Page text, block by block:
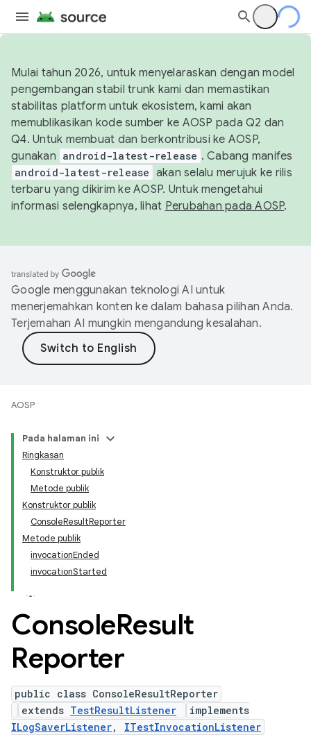
Mulai tahun 2026, untuk menyelaraskan dengan model
pengembangan stabil trunk kami dan memastikan
stabilitas platform untuk ekosistem, kami akan
memublikasikan kode sumber ke AOSP pada Q2 dan
Q4. Untuk membuat dan berkontribusi ke AOSP,
gunakan android-latest-release . Cabang manifes
android-latest-release akan selalu merujuk ke rilis
terbaru yang dikirim ke AOSP. Untuk mengetahui
informasi selengkapnya, lihat Perubahan pada AOSP.
Google menggunakan teknologi AI untuk
menerjemahkan konten ke dalam bahasa pilihan Anda.
Terjemahan AI mungkin mengandung kesalahan.
AOSP
Pada halaman ini
Ringkasan
Konstruktor publik
Metode publik
Konstruktor publik
ConsoleResultReporter
Metode publik
invocationEnded
invocationStarted
ConsoleResult
Reporter
public class ConsoleResultReporter
extends TestResultListener
implements
ILogSaverListener, ITestInvocationListener